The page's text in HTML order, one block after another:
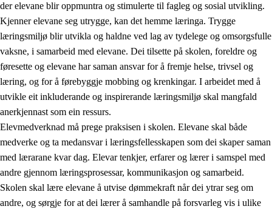
3. Prinsipp for praksisen i skolen
3.1 Eit inkluderande læringsmiljø
3.2 Undervisning og tilpassa opplæring
3.3 Samarbeid mellom heim og skole
3.4 Opplæring i lærebedrift og arbeidsliv
der elevane blir oppmuntra og stimulerte til fagleg og sosial utvikling.
Kjenner elevane seg utrygge, kan det hemme læringa. Trygge
læringsmiljø blir utvikla og haldne ved lag av tydelege og omsorgsfulle
vaksne, i samarbeid med elevane. Dei tilsette på skolen, foreldre og
føresette og elevane har saman ansvar for å fremje helse, trivsel og
læring, og for å førebyggje mobbing og krenkingar. I arbeidet med å
utvikle eit inkluderande og inspirerande læringsmiljø skal mangfald
anerkjennast som ein ressurs.
Elevmedverknad må prege praksisen i skolen. Elevane skal både
medverke og ta medansvar i læringsfellesskapen som dei skaper saman
med lærarane kvar dag. Elevar tenkjer, erfarer og lærer i samspel med
andre gjennom læringsprosessar, kommunikasjon og samarbeid.
Skolen skal lære elevane å utvise dømmekraft når dei ytrar seg om
andre, og sørgje for at dei lærer å samhandle på forsvarleg vis i ulike